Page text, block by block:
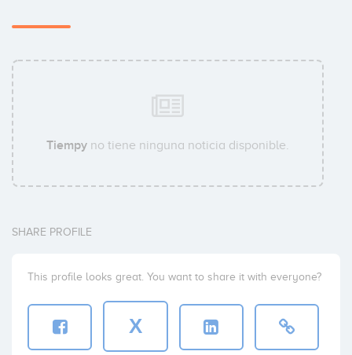
Tiempy no tiene ninguna noticia disponible.
SHARE PROFILE
This profile looks great. You want to share it with everyone?
X